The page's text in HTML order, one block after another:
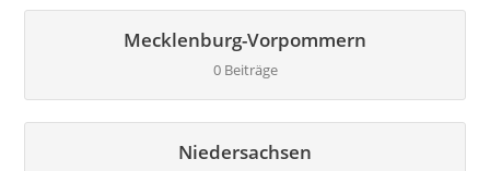
Mecklenburg-Vorpommern
0 Beiträge
Niedersachsen